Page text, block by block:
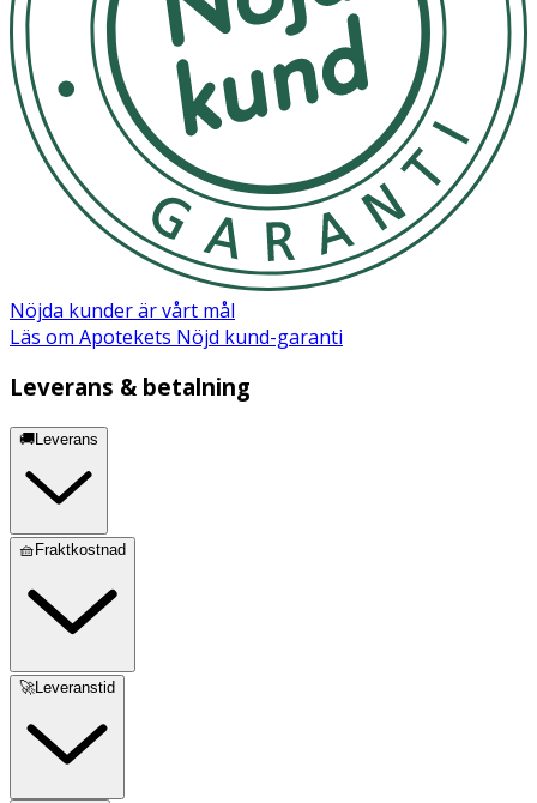
- Kan förvaras i rumstemperatur.
Innehåll
Aqua, Isododecane, Glycerin, C1519 Alkane, Panthenol,
Squalane, Arginine HCL, CocoCaprylate/Caprate,
Isopropyl Palmitate, Caprylyl/Capryl Glucoside,
Pantolactone, Sodium Chloride, Trisodium EDTA, Sodium
Hydroxide, Citric Acid, Phenoxyethanol, Benzethonium
Chloride, Decyl Alcohol, CI 61565, CI 60725
Nöjda kunder är vårt mål
Läs om Apotekets Nöjd kund-garanti
Leverans & betalning
🚚Leverans
🧺Fraktkostnad
🚀Leveranstid